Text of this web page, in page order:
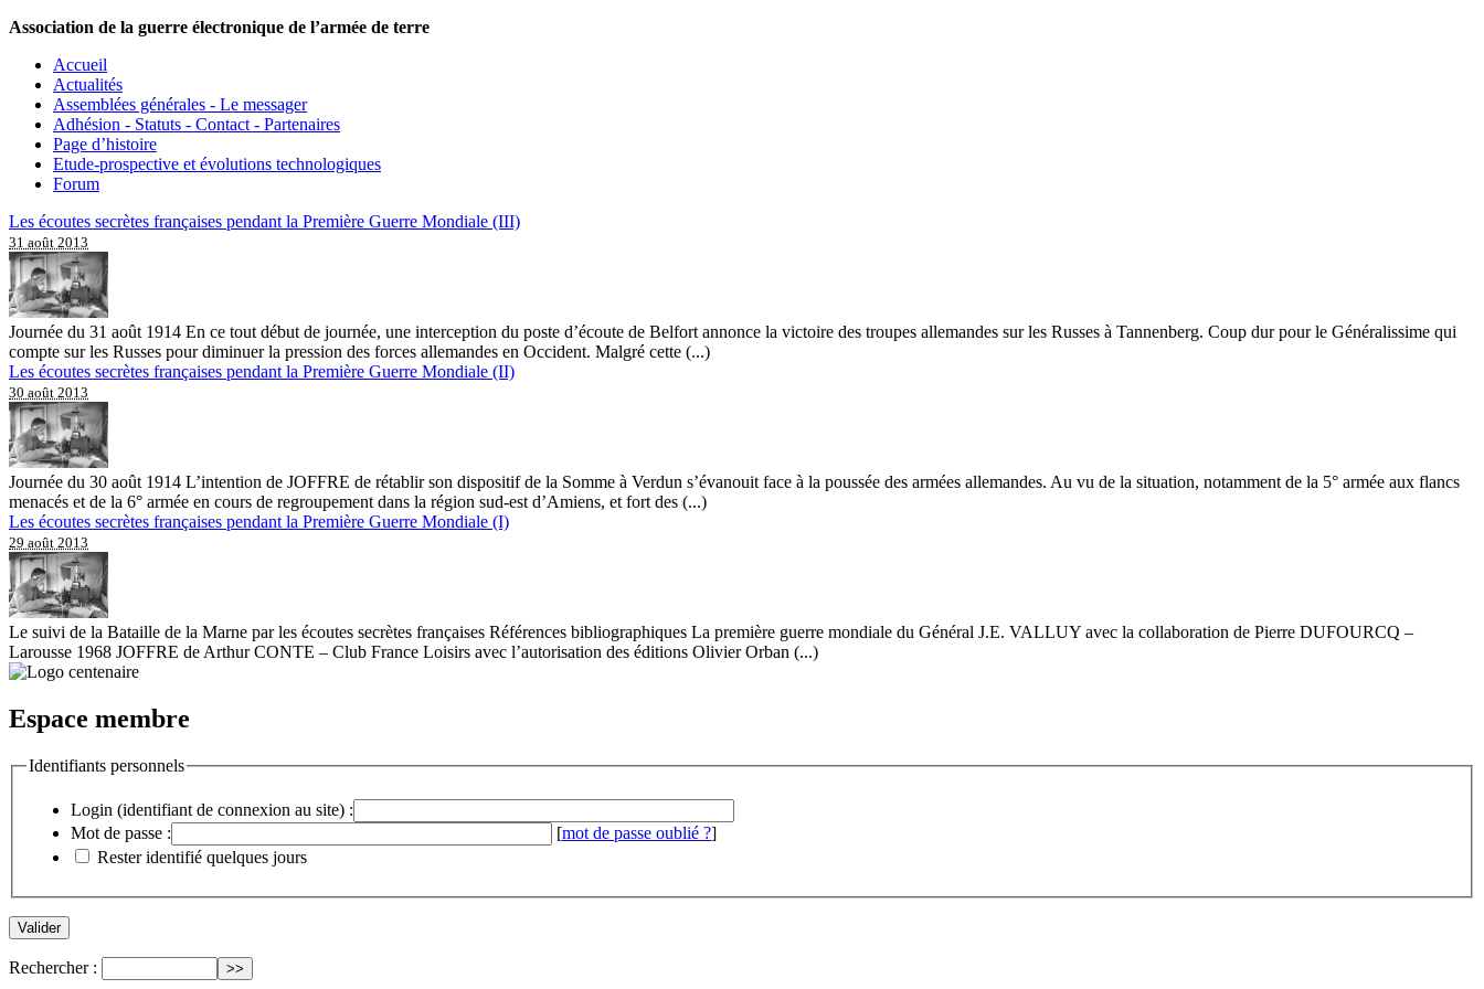
Association de la guerre électronique de l’armée de terre
Accueil
Actualités
Assemblées générales - Le messager
Adhésion - Statuts - Contact - Partenaires
Page d’histoire
Etude-prospective et évolutions technologiques
Forum
Les écoutes secrètes françaises pendant la Première Guerre Mondiale (III)
31 août 2013
Journée du 31 août 1914 En ce tout début de journée, une interception du poste d’écoute de Belfort annonce la victoire des troupes allemandes sur les Russes à Tannenberg. Coup dur pour le Généralissime qui
compte sur les Russes pour diminuer la pression des forces allemandes en Occident. Malgré cette (...)
Les écoutes secrètes françaises pendant la Première Guerre Mondiale (II)
30 août 2013
Journée du 30 août 1914 L’intention de JOFFRE de rétablir son dispositif de la Somme à Verdun s’évanouit face à la poussée des armées allemandes. Au vu de la situation, notamment de la 5° armée aux flancs
menacés et de la 6° armée en cours de regroupement dans la région sud-est d’Amiens, et fort des (...)
Les écoutes secrètes françaises pendant la Première Guerre Mondiale (I)
29 août 2013
Le suivi de la Bataille de la Marne par les écoutes secrètes françaises Références bibliographiques La première guerre mondiale du Général J.E. VALLUY avec la collaboration de Pierre DUFOURCQ –
Larousse 1968 JOFFRE de Arthur CONTE – Club France Loisirs avec l’autorisation des éditions Olivier Orban (...)
Espace membre
Identifiants personnels
Login (identifiant de connexion au site) :
Mot de passe :
[mot de passe oublié ?]
Rester identifié quelques jours
Rechercher :